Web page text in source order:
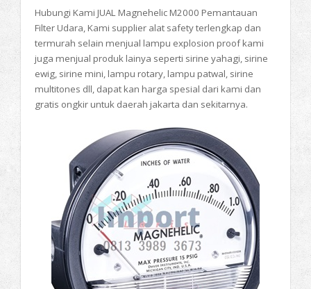
Hubungi Kami JUAL Magnehelic M2000 Pemantauan
Filter Udara, Kami supplier alat safety terlengkap dan
termurah selain menjual lampu explosion proof kami
juga menjual produk lainya seperti sirine yahagi, sirine
ewig, sirine mini, lampu rotary, lampu patwal, sirine
multitones dll, dapat kan harga spesial dari kami dan
gratis ongkir untuk daerah jakarta dan sekitarnya.